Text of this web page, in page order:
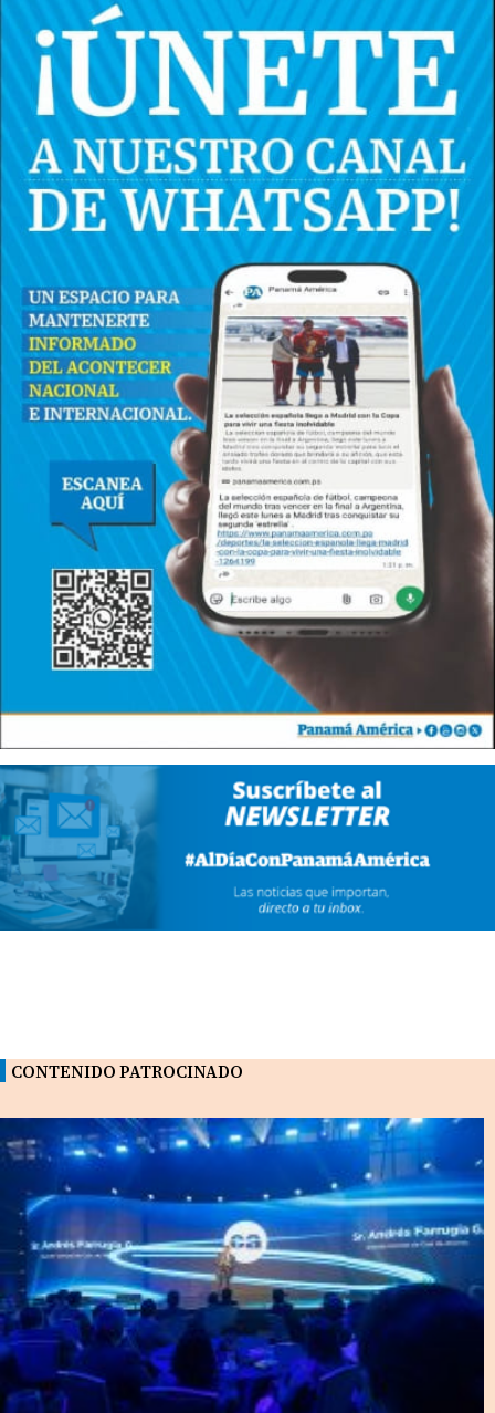
CONTENIDO PATROCINADO